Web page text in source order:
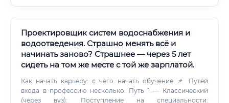
защитить принятые им решения.
Проектировщик систем водоснабжения и
водоотведения. Страшно менять всё и
начинать заново? Страшнее — через 5 лет
сидеть на том же месте с той же зарплатой.
Как начать карьеру: с чего начать обучение 📌 Путей
входа в профессию несколько: Путь 1 — Классический
(через вуз): Поступление на специальности: